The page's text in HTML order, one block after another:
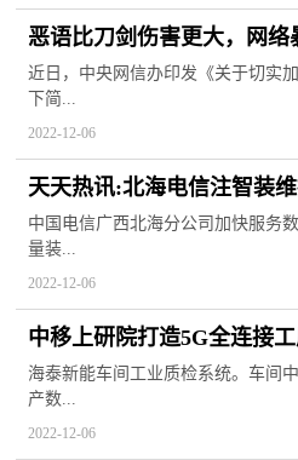
恶语比刀剑伤害更大，网
近日，中央网信办印发《关于切实
下简...
2022-12-06
天天热讯:北海电信注智装
中国电信广西北海分公司加快服务
量装...
2022-12-06
中移上研院打造5G全连接工
助推传统行业数字化转型
海泰新能车间工业质检系统。车间
产数...
2022-12-06